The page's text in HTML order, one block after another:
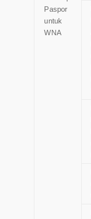
Paspor
untuk
WNA